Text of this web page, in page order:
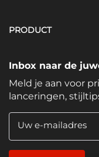
PRODUCT
Inbox naar de
Meld je aan voor
lanceringen,
Uw e-mailadres